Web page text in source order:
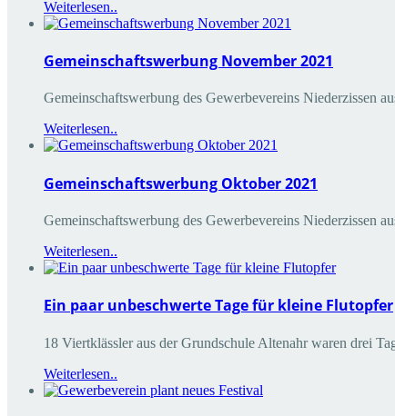
Weiterlesen..
Gemeinschaftswerbung November 2021
Gemeinschaftswerbung des Gewerbevereins Niederzissen
Weiterlesen..
Gemeinschaftswerbung Oktober 2021
Gemeinschaftswerbung des Gewerbevereins Niederzissen
Weiterlesen..
Ein paar unbeschwerte Tage für kleine Flutopfer
18 Viertklässler aus der Grundschule Altenahr waren drei
Weiterlesen..